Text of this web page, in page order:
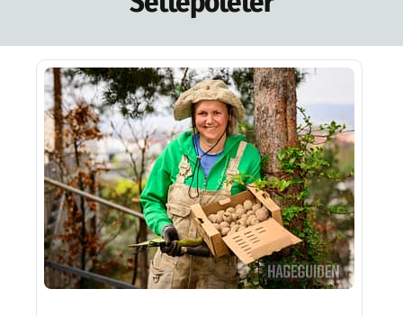
NETTBUTIKK
NYHETSBREV
KURS
HAGETIPS
REISETIPS
OM OSS
SPØRSMÅL OG SVAR